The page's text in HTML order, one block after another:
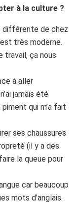
à la culture ?
de chez
très moderne.
travail, ça nous
à aller
jamais été
qui m’a fait
ses chaussures
(il y a des
la queue pour
car beaucoup
mots d’anglais.